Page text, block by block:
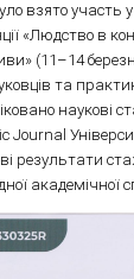
взято участь
«Людство в
(11–14
та
наукові
Journal
результати
академічної